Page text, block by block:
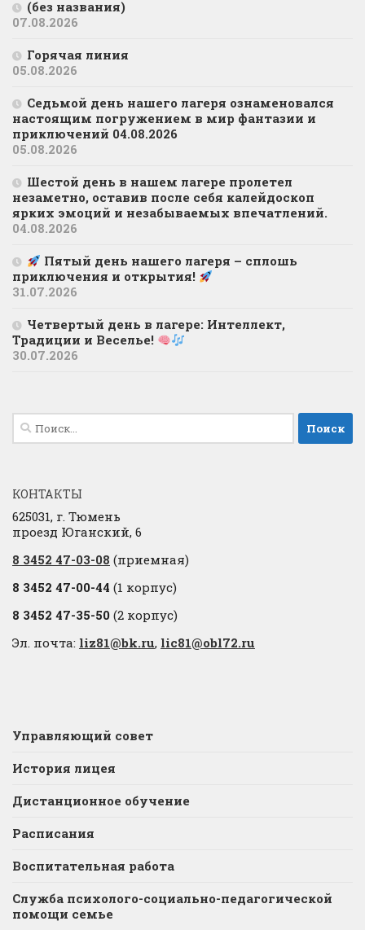
(без названия)
07.08.2026
Горячая линия
05.08.2026
Седьмой день нашего лагеря ознаменовался
настоящим погружением в мир фантазии и
приключений 04.08.2026
05.08.2026
Шестой день в нашем лагере пролетел
незаметно, оставив после себя калейдоскоп
ярких эмоций и незабываемых впечатлений.
04.08.2026
Пятый день нашего лагеря – сплошь
приключения и открытия!
31.07.2026
Четвертый день в лагере: Интеллект,
Традиции и Веселье!
30.07.2026
Найти:
КОНТАКТЫ
625031, г. Тюмень
проезд Юганский, 6
8 3452 47-03-08 (приемная)
8 3452 47-00-44 (1 корпус)
8 3452 47-35-50 (2 корпус)
Эл. почта: liz81@bk.ru, lic81@obl72.ru
Управляющий совет
История лицея
Дистанционное обучение
Расписания
Воспитательная работа
Служба психолого-социально-педагогической
помощи семье